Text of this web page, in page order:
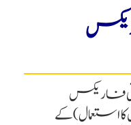
فاریکس
استعمال) کے